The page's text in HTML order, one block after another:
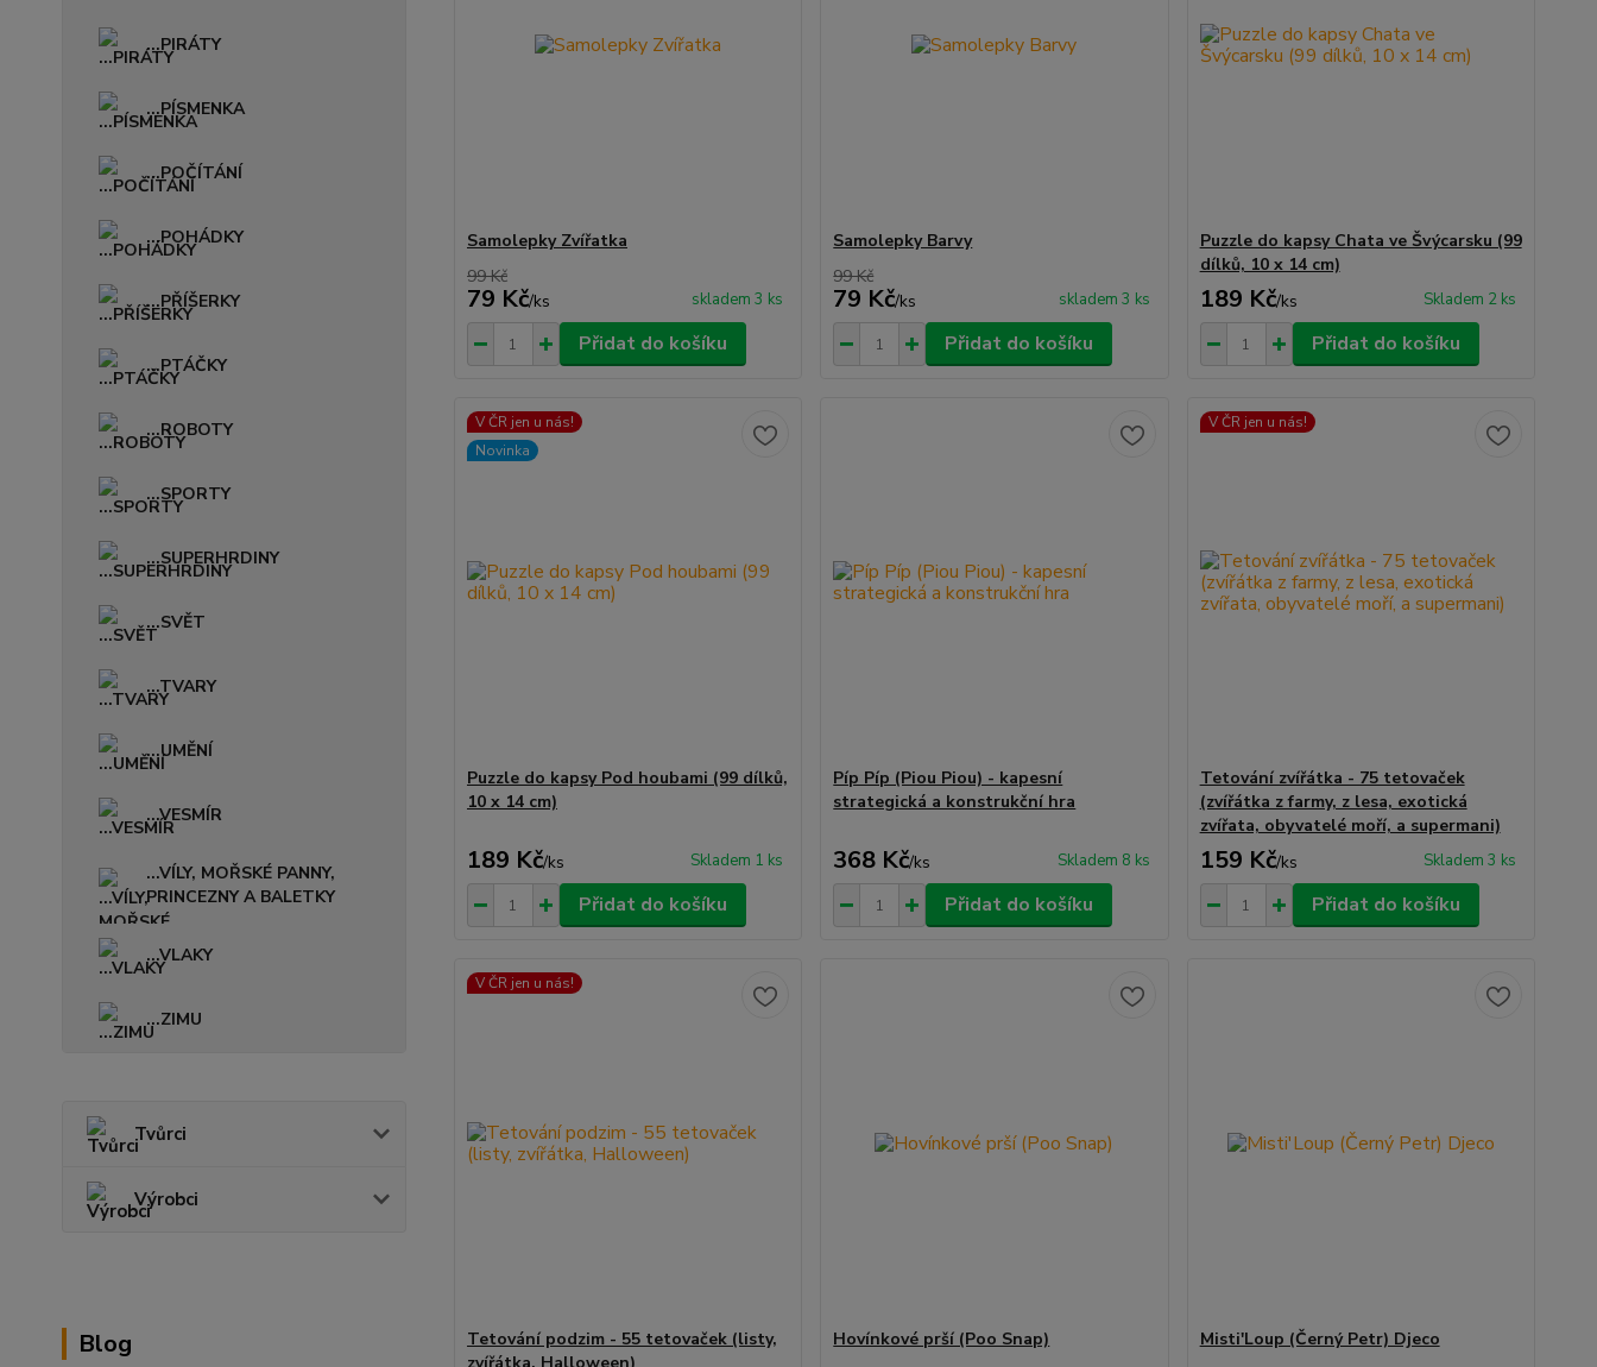
...PIRÁTY
...PÍSMENKA
...POČÍTÁNÍ
...POHÁDKY
...PŘÍŠERKY
...PTÁČKY
...ROBOTY
...SPORTY
...SUPERHRDINY
...SVĚT
...TVARY
...UMĚNÍ
...VESMÍR
...VÍLY, MOŘSKÉ PANNY,
PRINCEZNY A BALETKY
...VLAKY
...ZIMU
Tvůrci
Výrobci
Blog
Samolepky Zvířatka
99 Kč
79 Kč/ks skladem 3 ks
Přidat do košíku
Samolepky Barvy
99 Kč
79 Kč/ks skladem 3 ks
Přidat do košíku
Puzzle do kapsy Chata ve Švýcarsku (99
dílků, 10 x 14 cm)
189 Kč/ks Skladem 2 ks
Přidat do košíku
V ČR jen u nás!
Novinka
Puzzle do kapsy Pod houbami (99 dílků,
10 x 14 cm)
189 Kč/ks Skladem 1 ks
Přidat do košíku
Píp Píp (Piou Piou) - kapesní
strategická a konstrukční hra
368 Kč/ks Skladem 8 ks
Přidat do košíku
V ČR jen u nás!
Tetování zvířátka - 75 tetovaček
(zvířátka z farmy, z lesa, exotická
zvířata, obyvatelé moří, a supermani)
159 Kč/ks Skladem 3 ks
Přidat do košíku
V ČR jen u nás!
Tetování podzim - 55 tetovaček (listy,
Hovínkové prší (Poo Snap) Misti'Loup (Černý Petr) Djeco